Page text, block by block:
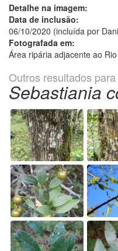
Detalhe na imagem:
Data de inclusão:
06/10/2020 (incluída por
Fotografada em:
Área ripária adjacente ao
Outros resultados para
Sebastiania